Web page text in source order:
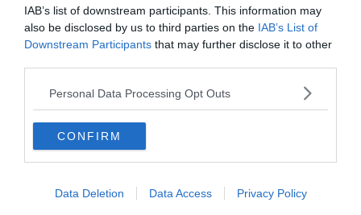
IAB’s list of downstream participants. This information may
also be disclosed by us to third parties on the IAB’s List of
Downstream Participants that may further disclose it to other
Personal Data Processing Opt Outs
CONFIRM
Data Deletion Data Access Privacy Policy